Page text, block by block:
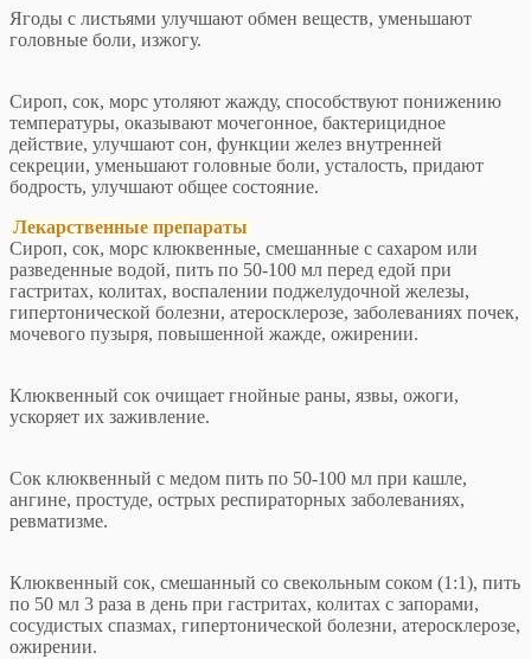
Ягоды с листьями улучшают обмен веществ, уменьшают
головные боли, изжогу.
Сироп, сок, морс утоляют жажду, способствуют понижению
температуры, оказывают мочегонное, бактерицидное
действие, улучшают сон, функции желез внутренней
секреции, уменьшают головные боли, усталость, придают
бодрость, улучшают общее состояние.
Лекарственные препараты
Сироп, сок, морс клюквенные, смешанные с сахаром или
разведенные водой, пить по 50-100 мл перед едой при
гастритах, колитах, воспалении поджелудочной железы,
гипертонической болезни, атеросклерозе, заболеваниях почек,
мочевого пузыря, повышенной жажде, ожирении.
Клюквенный сок очищает гнойные раны, язвы, ожоги,
ускоряет их заживление.
Сок клюквенный с медом пить по 50-100 мл при кашле,
ангине, простуде, острых респираторных заболеваниях,
ревматизме.
Клюквенный сок, смешанный со свекольным соком (1:1), пить
по 50 мл 3 раза в день при гастритах, колитах с запорами,
сосудистых спазмах, гипертонической болезни, атеросклерозе,
ожирении.